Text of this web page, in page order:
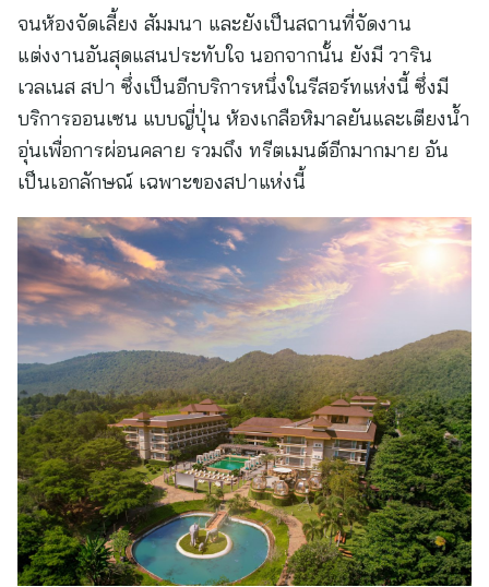
จนห้องจัดเลี้ยง สัมมนา และยังเป็นสถานที่จัดงาน
แต่งงานอันสุดแสนประทับใจ นอกจากนั้น ยังมี วาริน
เวลเนส สปา ซึ่งเป็นอีกบริการหนึ่งในรีสอร์ทแห่งนี้ ซึ่งมี
บริการออนเซน แบบญี่ปุ่น ห้องเกลือหิมาลยันและเตียงน้ำ
อุ่นเพื่อการผ่อนคลาย รวมถึง ทรีตเมนต์อีกมากมาย อัน
เป็นเอกลักษณ์ เฉพาะของสปาแห่งนี้